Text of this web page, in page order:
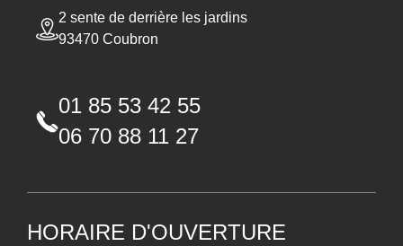
2 sente de derrière les jardins
93470 Coubron
01 85 53 42 55
06 70 88 11 27
HORAIRE D'OUVERTURE